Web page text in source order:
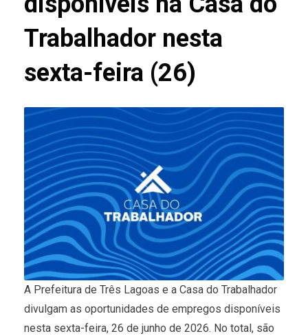
Trabalhador nesta
sexta-feira (26)
A Prefeitura de Três Lagoas e a Casa do Trabalhador
divulgam as oportunidades de empregos disponíveis
nesta sexta-feira, 26 de junho de 2026. No total, são